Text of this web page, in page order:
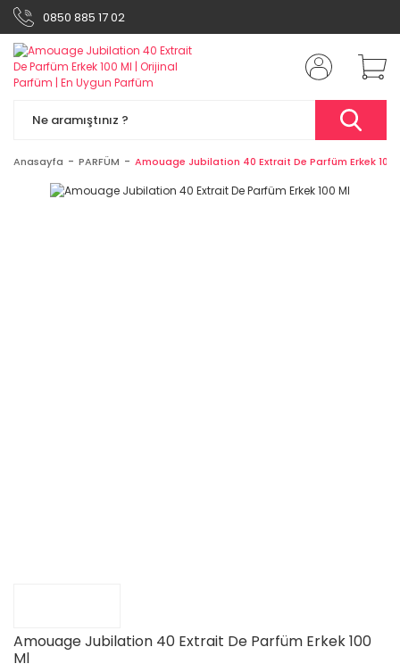
0850 885 17 02
Anasayfa PARFÜM Amouage Jubilation 40 Extrait De Parfüm Erkek 100
Amouage Jubilation 40 Extrait De Parfüm Erkek 100
Ml